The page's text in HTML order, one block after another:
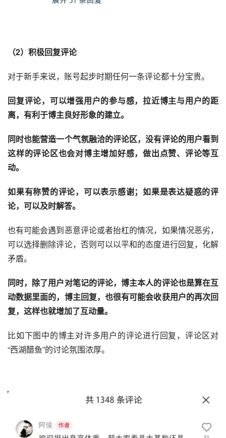
（2）积极回复评论
对于新手来说，账号起步时期任何一条评论都十分宝贵。
回复评论，可以增强用户的参与感，拉近博主与用户的距
离，有利于博主良好形象的建立。
同时也能营造一个气氛融洽的评论区，没有评论的用户看到
这样的评论区也会对博主增加好感，做出点赞、评论等互
动。
如果有称赞的评论，可以表示感谢；如果是表达疑惑的评
论，可以及时解答。
也有可能会遇到恶意评论或者抬杠的情况，如果情况恶劣，
可以选择删除评论，否则可以以平和的态度进行回复，化解
矛盾。
同时，除了用户对笔记的评论，博主本人的评论也是算在互
动数据里面的，博主回复，也很有可能会收获用户的再次回
复，这样也就增加了互动量。
比如下图中的博主对许多用户的评论进行回复，评论区对
“西湖醋鱼”的讨论氛围浓厚。